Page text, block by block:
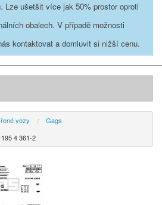
Lze ušetšit více jak 50% prostor oproti
obalech. V případě možnosti
kontaktovat a domluvit si nižší cenu.
vozy
Gags
4 361-2